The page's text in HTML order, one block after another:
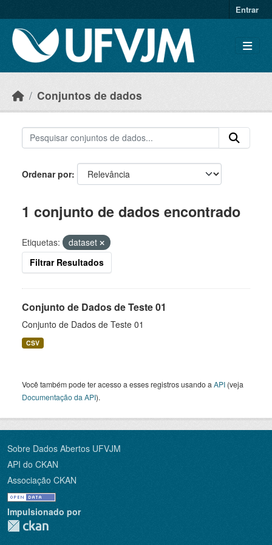
Entrar
Conjuntos de dados
Ordenar por
1 conjunto de dados encontrado
Etiquetas:
dataset
Filtrar Resultados
Conjunto de Dados de Teste 01
Conjunto de Dados de Teste 01
CSV
Você também pode ter acesso a esses registros usando a API (veja
Documentação da API).
Sobre Dados Abertos UFVJM
API do CKAN
Associação CKAN
Impulsionado por